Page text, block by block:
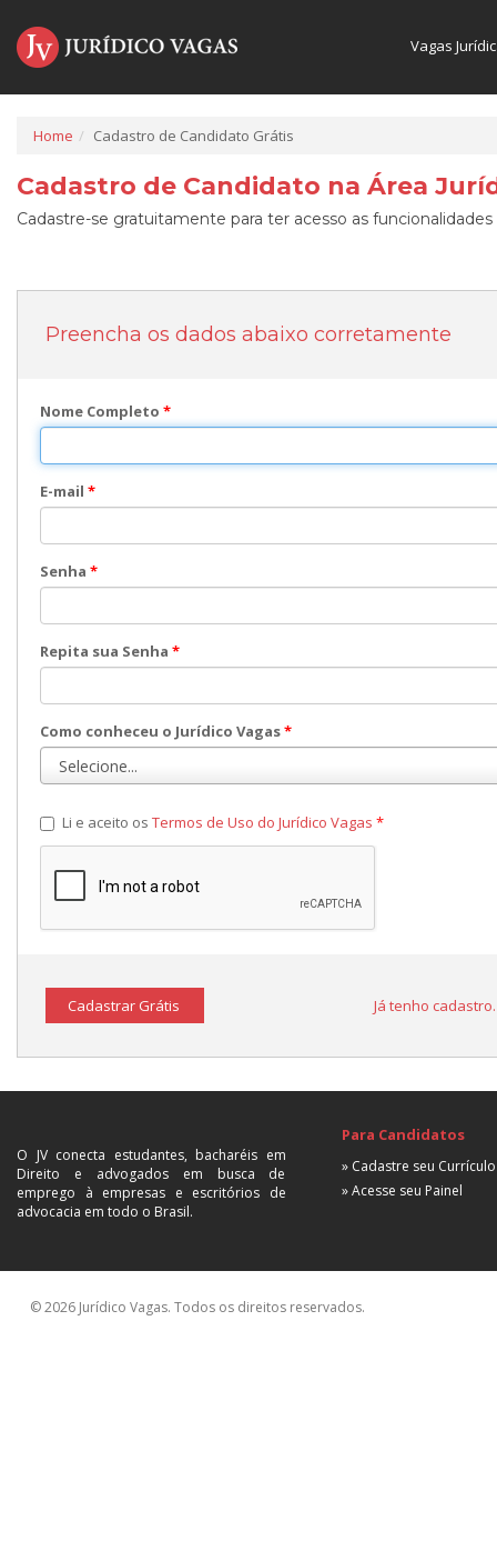
Vagas
Home Cadastro de Candidato Grátis
Cadastro de Candidato na Área
Cadastre-se gratuitamente para ter acesso as
Preencha os dados abaixo corretamente
Nome Completo *
E-mail *
Senha *
Repita sua Senha *
Como conheceu o Jurídico Vagas*
Li e aceito os Termos de Uso do Jurídico Vagas *
Cadastrar Grátis Já tenho
O JV conecta estudantes, bacharéis em
Direito e advogados em busca de
emprego à empresas e escritórios de
advocacia em todo o Brasil.
Para Candidatos
» Cadastre seu Currículo
» Acesse seu Painel
© 2026 Jurídico Vagas. Todos os direitos reservados.